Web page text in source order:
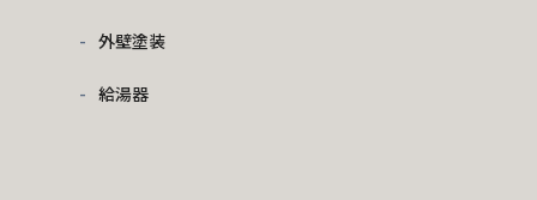
外壁塗装
給湯器